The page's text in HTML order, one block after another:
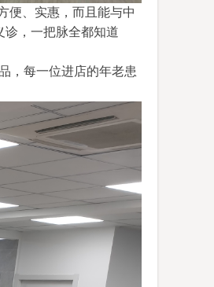
便、实惠，而且能与中
诊 ，一把脉全都知道
，每一位进店的年老患